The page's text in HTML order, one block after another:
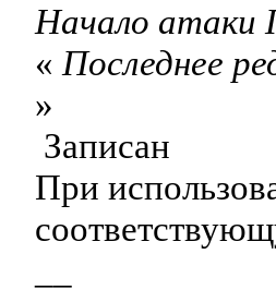
Начало атаки
« Последнее
»
Записан
При